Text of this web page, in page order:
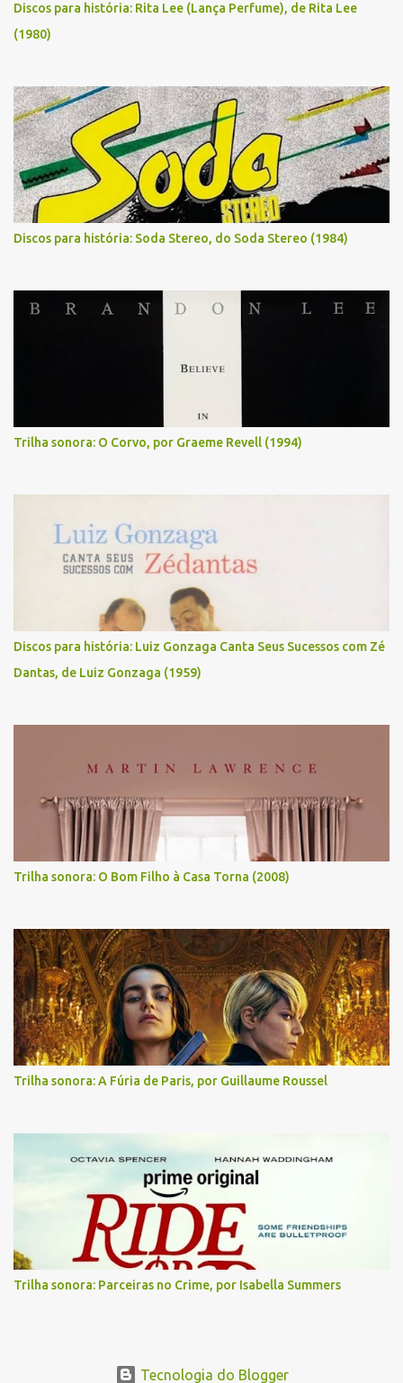
Discos para história: Rita Lee (Lança Perfume), de Rita Lee
(1980)
Discos para história: Soda Stereo, do Soda Stereo (1984)
Trilha sonora: O Corvo, por Graeme Revell (1994)
Discos para história: Luiz Gonzaga Canta Seus Sucessos com Zé
Dantas, de Luiz Gonzaga (1959)
Trilha sonora: O Bom Filho à Casa Torna (2008)
Trilha sonora: A Fúria de Paris, por Guillaume Roussel
Trilha sonora: Parceiras no Crime, por Isabella Summers
Tecnologia do Blogger